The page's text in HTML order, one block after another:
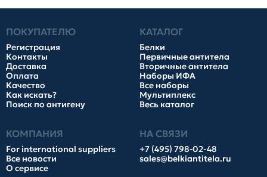
ПОКУПАТЕЛЮ
Регистрация
Контакты
Доставка
Оплата
Качество
Как искать?
Поиск по антигену
КАТАЛОГ
Белки
Первичные антитела
Вторичные антитела
Наборы ИФА
Все наборы
Мультиплекс
Весь каталог
КОМПАНИЯ
For international suppliers
Все новости
О сервисе
НА СВЯЗИ
+7 (495) 798-02-48
sales@belkiantitela.ru